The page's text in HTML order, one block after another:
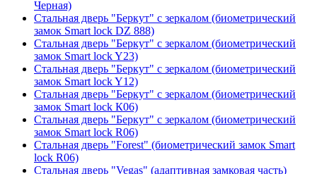
Черная)
Стальная дверь "Беркут" с зеркалом (биометрический
замок Smart lock DZ 888)
Стальная дверь "Беркут" с зеркалом (биометрический
замок Smart lock Y23)
Стальная дверь "Беркут" с зеркалом (биометрический
замок Smart lock Y12)
Стальная дверь "Беркут" с зеркалом (биометрический
замок Smart lock К06)
Стальная дверь "Беркут" с зеркалом (биометрический
замок Smart lock R06)
Стальная дверь "Forest" (биометрический замок Smart
lock R06)
Стальная дверь "Vegas" (адаптивная замковая часть)